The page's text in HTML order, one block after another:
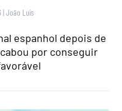
|João Luís
espanhol depois de
por conseguir